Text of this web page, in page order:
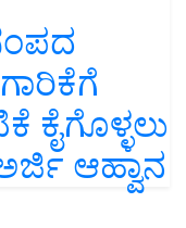
ಆಹ್ವಾನ